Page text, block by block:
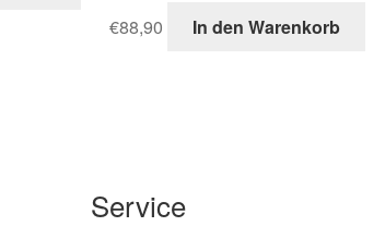
€88,90 In den Warenkorb
Service